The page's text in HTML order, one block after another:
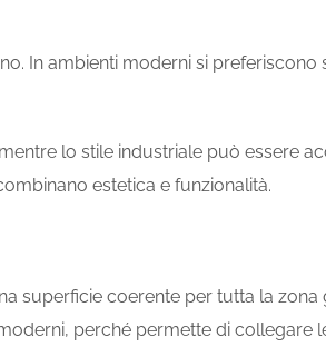
In ambienti moderni si
lo stile industriale può
estetica e funzionalità.
coerente per tutta la
perché permette di collegare